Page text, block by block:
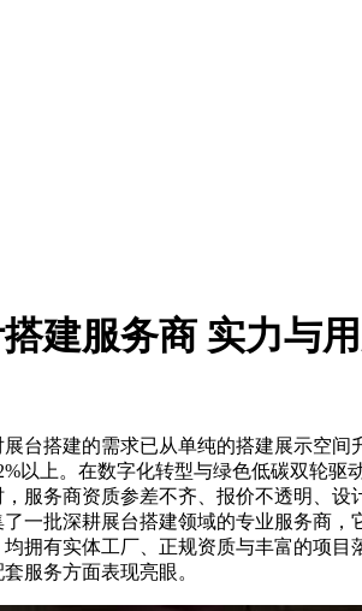
建服务商 实力与
搭建的需求已从单纯的搭建展示空间
以上。在数字化转型与绿色低碳双轮
服务商资质参差不齐、报价不透明、
一批深耕展台搭建领域的专业服务商
拥有实体工厂、正规资质与丰富的项
服务方面表现亮眼。